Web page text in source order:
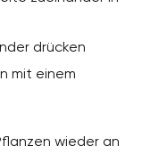
drücken
mit einem
wieder an